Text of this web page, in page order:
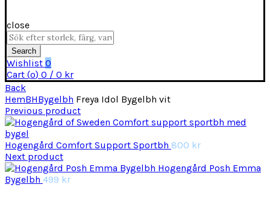
close
Search
for:
Search
Wishlist 0
Cart (o) 0 / 0 kr
Back
HemBHBygelbh Freya Idol Bygelbh vit
Previous product
Hogengård Comfort Support Sportbh 800 kr
Next product
Hogengård Posh Emma
Bygelbh 499 kr